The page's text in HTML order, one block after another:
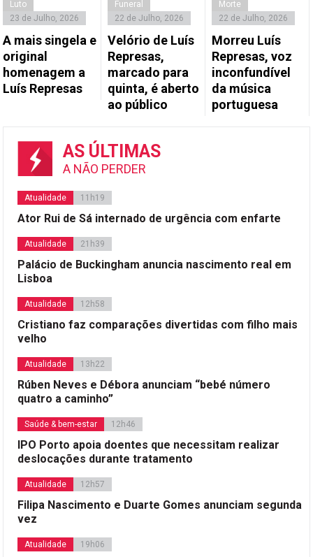
Luto
23 de Julho, 2026
A mais singela e
original
homenagem a
Luís Represas
Funeral
22 de Julho, 2026
Velório de Luís
Represas,
marcado para
quinta, é aberto
ao público
Morte
22 de Julho, 2026
Morreu Luís
Represas, voz
inconfundível
da música
portuguesa
AS ÚLTIMAS
A NÃO PERDER
Atualidade 11h19
Ator Rui de Sá internado de urgência com enfarte
Atualidade 21h39
Palácio de Buckingham anuncia nascimento real em
Lisboa
Atualidade 12h58
Cristiano faz comparações divertidas com filho mais
velho
Atualidade 13h22
Rúben Neves e Débora anunciam “bebé número
quatro a caminho”
Saúde & bem-estar 12h46
IPO Porto apoia doentes que necessitam realizar
deslocações durante tratamento
Atualidade 12h57
Filipa Nascimento e Duarte Gomes anunciam segunda
vez
Atualidade 19h06